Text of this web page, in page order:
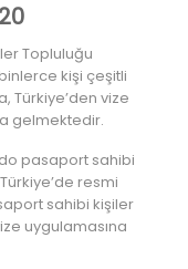
Topluluğu
kişi çeşitli
Türkiye’den vize
gelmektedir.
pasaport sahibi
resmi
sahibi kişiler
uygulamasına